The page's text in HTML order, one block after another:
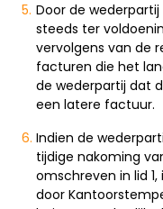
Door de
steeds ter
vervolgens van de
facturen die het
de wederpartij dat
een latere factuur.
Indien de
tijdige nakoming
omschreven in lid
door